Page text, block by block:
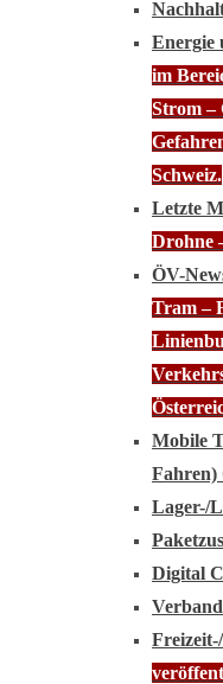
Energie
im
Strom –
Schweiz.
Letzte
Drohne
ÖV-
Tram –
Mobile
Fahren)
Lager-/
Digital